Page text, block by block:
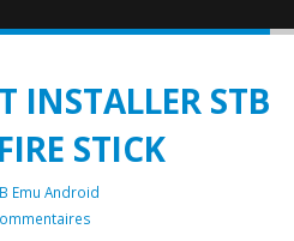
INSTALLER STB
STICK
Emu Android